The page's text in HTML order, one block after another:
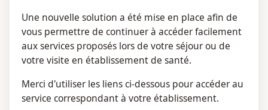
Une nouvelle solution a été mise en place afin de
vous permettre de continuer à accéder facilement
aux services proposés lors de votre séjour ou de
votre visite en établissement de santé.
Merci d'utiliser les liens ci-dessous pour accéder au
service correspondant à votre établissement.